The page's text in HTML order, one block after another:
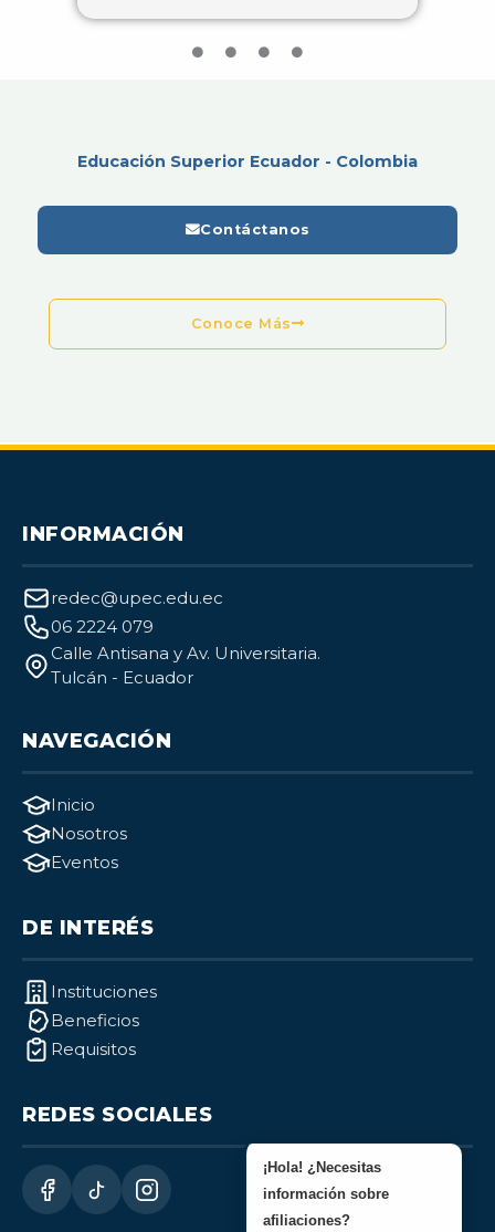
Educación Superior Ecuador - Colombia
Contáctanos
Conoce Más
INFORMACIÓN
redec@upec.edu.ec
06 2224 079
Calle Antisana y Av. Universitaria.
Tulcán - Ecuador
NAVEGACIÓN
Inicio
Nosotros
Eventos
DE INTERÉS
Instituciones
Beneficios
Requisitos
REDES SOCIALES
¡Hola! ¿Necesitas
información sobre
afiliaciones?